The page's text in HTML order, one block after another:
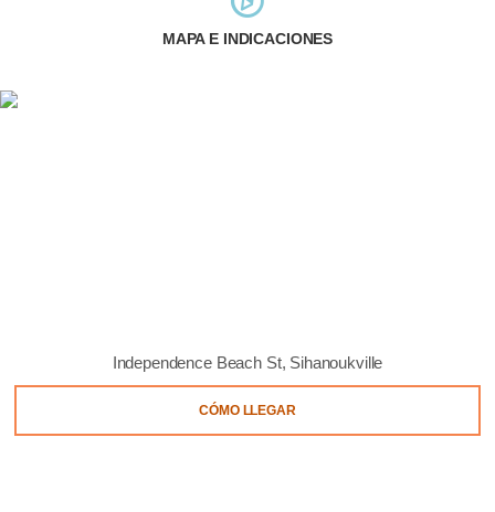
MAPA E INDICACIONES
Independence Beach St, Sihanoukville
CÓMO LLEGAR